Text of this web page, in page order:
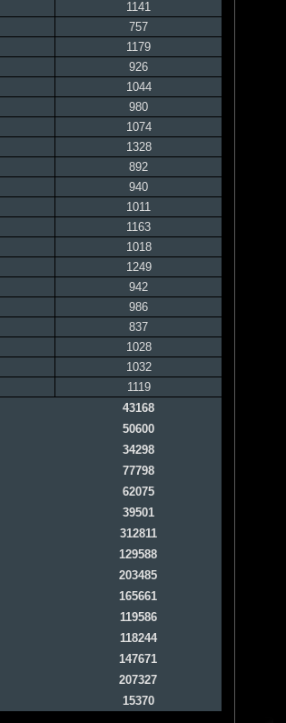
1141
757
1179
926
1044
980
1074
1328
892
940
1011
1163
1018
1249
942
986
837
1028
1032
1119
43168
50600
34298
77798
62075
39501
312811
129588
203485
165661
119586
118244
147671
207327
15370